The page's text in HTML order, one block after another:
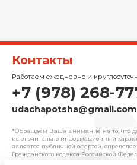
Контакты
Работаем ежедневно и
+7 (978) 268-
udachapotsha@gmail.com
*Обращаем Ваше внимание на то, что
исключительно информационный
является публичной офертой,
Гражданского кодекса Российской